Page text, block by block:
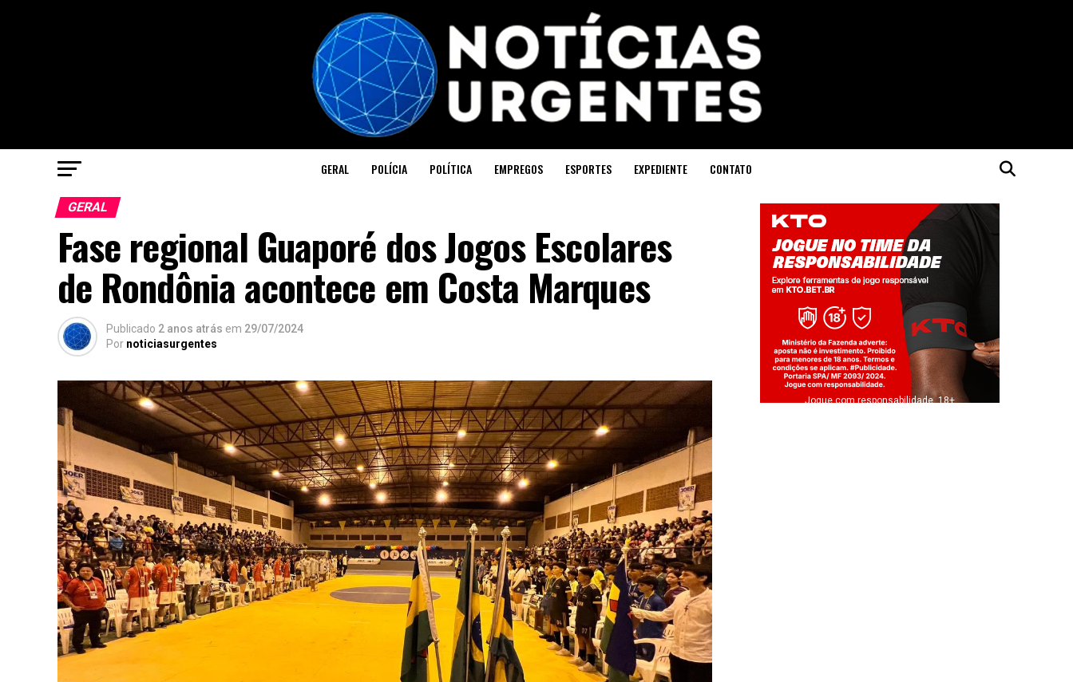
GERAL POLÍCIA POLÍTICA EMPREGOS ESPORTES EXPEDIENTE CONTATO
GERAL
Fase regional Guaporé dos Jogos Escolares
de Rondônia acontece em Costa Marques
Publicado 2 anos atrás em 29/07/2024
Por noticiasurgentes
Jogue com responsabilidade. 18+